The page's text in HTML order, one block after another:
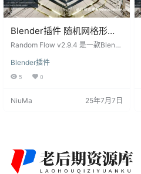
Blender插件 随机网格形状
细节生成 Random Flow
Random Flow v2.9.4 是一款Blend
型设计和概念艺术而设计的随机网
格生成器。 插件特征 1. 随机挤压 从
循环对象中生成随机挤压，以便轻
为您的模型增添创意。 2. 随机面板
散布对象或集合对…
Blender插件
5 0
NiuMa 25年7月7日